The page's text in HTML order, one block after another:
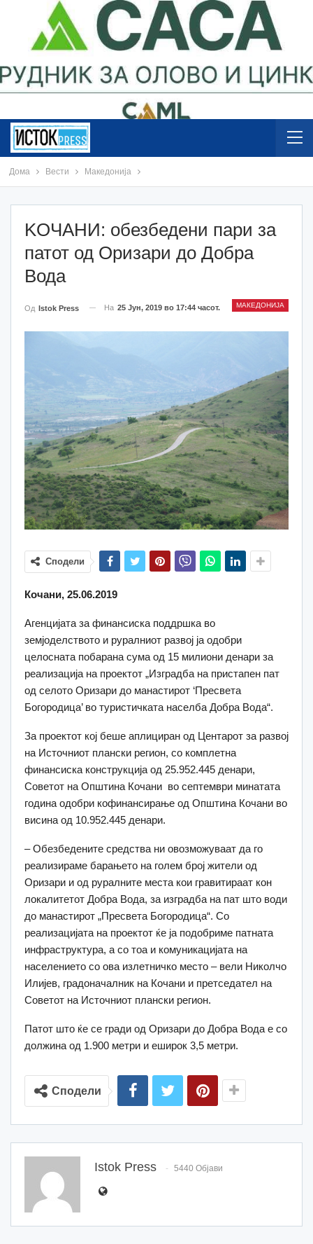
Дома Вести Македонија
KOЧАНИ: обезбедени пари за
патот од Оризари до Добра
Вода
МАКЕДОНИЈА
Од Istok Press На 25 Јун, 2019 во 17:44 часот.
Сподели
Кочани, 25.06.2019
Агенцијата за финансиска поддршка во
земјоделството и руралниот развој ја одобри
целосната побарана сума од 15 милиони денари за
реализација на проектот „Изградба на пристапен пат
од селото Оризари до манастирот ‘Пресвета
Богородица’ во туристичката населба Добра Вода“.
За проектот кој беше аплициран од Центарот за развој
на Источниот плански регион, со комплетна
финансиска конструкција од 25.952.445 денари,
Советот на Општина Кочани во септември минатата
година одобри кофинансирање од Општина Кочани во
висина од 10.952.445 денари.
– Обезбедените средства ни овозможуваат да го
реализираме барањето на голем број жители од
Оризари и од руралните места кои гравитираат кон
локалитетот Добра Вода, за изградба на пат што води
до манастирот „Пресвета Богородица“. Со
реализацијата на проектот ќе ja подобриме патната
инфраструктура, а со тоа и комуникацијата на
населението со ова излетничко место – вели Николчо
Илијев, градоначалник на Кочани и претседател на
Советот на Источниот плански регион.
Патот што ќе се гради од Оризари до Добра Вода е со
должина од 1.900 метри и еширок 3,5 метри.
Сподели
Istok Press 5440 Објави